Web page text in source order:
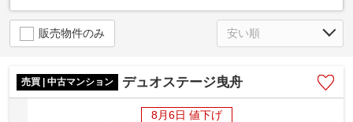
販売物件のみ
売買 | 中古マンション デュオステージ曳舟
8月6日 値下げ